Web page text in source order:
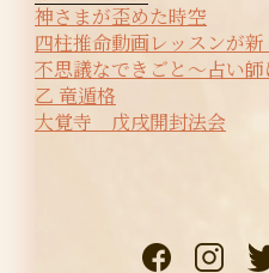
神さまが歪めた時空
四柱推命動画レッスンが
不思議なできごと〜占い
乙 竜遁格
大覚寺 戊戌開封法会